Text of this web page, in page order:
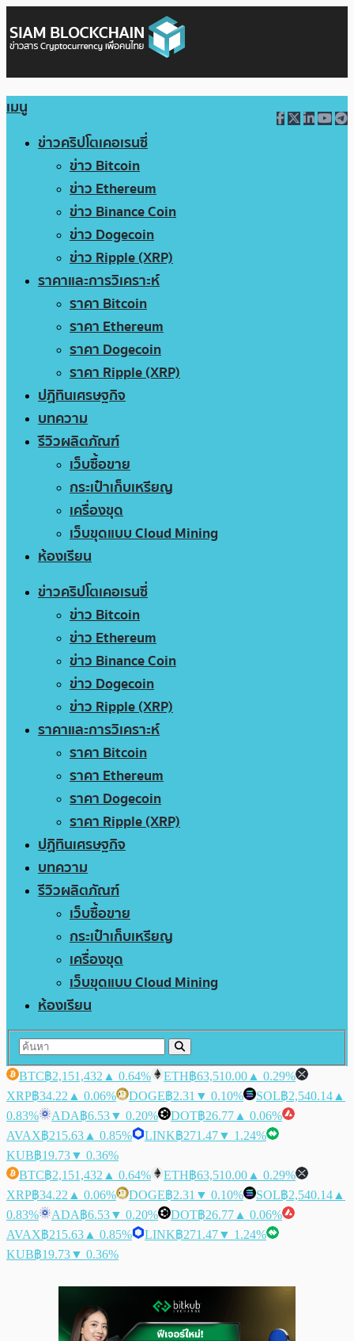
เมนู
ข่าวคริปโตเคอเรนซี่
ข่าว Bitcoin
ข่าว Ethereum
ข่าว Binance Coin
ข่าว Dogecoin
ข่าว Ripple (XRP)
ราคาและการวิเคราะห์
ราคา Bitcoin
ราคา Ethereum
ราคา Dogecoin
ราคา Ripple (XRP)
ปฏิทินเศรษฐกิจ
บทความ
รีวิวผลิตภัณฑ์
เว็บซื้อขาย
กระเป๋าเก็บเหรียญ
เครื่องขุด
เว็บขุดแบบ Cloud Mining
ห้องเรียน
ข่าวคริปโตเคอเรนซี่
ข่าว Bitcoin
ข่าว Ethereum
ข่าว Binance Coin
ข่าว Dogecoin
ข่าว Ripple (XRP)
ราคาและการวิเคราะห์
ราคา Bitcoin
ราคา Ethereum
ราคา Dogecoin
ราคา Ripple (XRP)
ปฏิทินเศรษฐกิจ
บทความ
รีวิวผลิตภัณฑ์
เว็บซื้อขาย
กระเป๋าเก็บเหรียญ
เครื่องขุด
เว็บขุดแบบ Cloud Mining
ห้องเรียน
BTC฿2,151,432 ▲ 0.64% ETH฿63,510.00 ▲ 0.29%
XRP฿34.22 ▲ 0.06% DOGE฿2.31 ▼ 0.10% SOL฿2,540.14 ▲
0.83%
ADA฿6.53▼ 0.20% DOT฿26.77 ▲ 0.06%
AVAX฿215.63 ▲ 0.85% LINK฿271.47▼ 1.24%
KUB฿19.73▼ 0.36%
BTC฿2,151,432 ▲ 0.64% ETH฿63,510.00 ▲ 0.29%
XRP฿34.22 ▲ 0.06% DOGE฿2.31 ▼ 0.10% SOL฿2,540.14 ▲
0.83%
ADA฿6.53▼ 0.20% DOT฿26.77 ▲ 0.06%
AVAX฿215.63 ▲ 0.85% LINK฿271.47▼ 1.24%
KUB฿19.73▼ 0.36%